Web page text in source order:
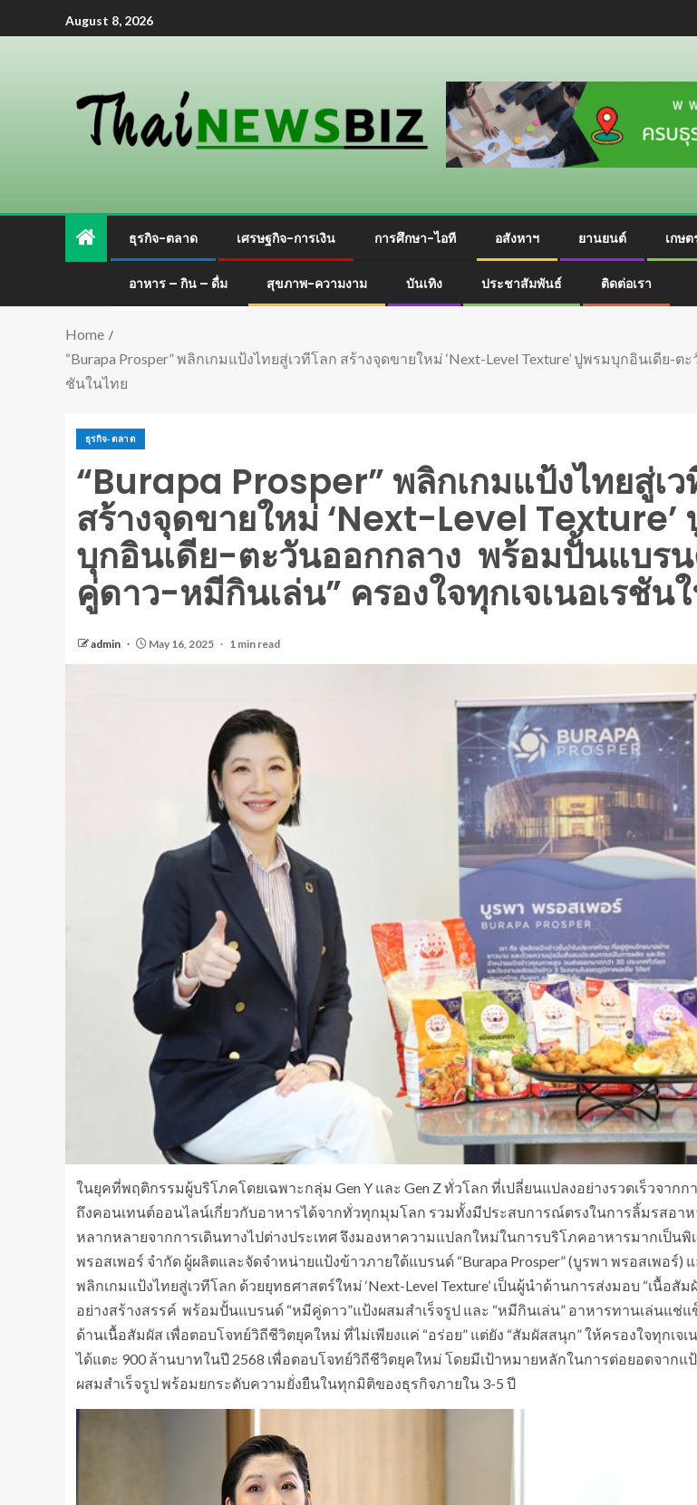
August 8, 2026
ธุรกิจ-ตลาด เศรษฐกิจ-การเงิน การศึกษา-ไอที อสังหาฯ ยานยนต์ เกษ
อาหาร – กิน – ดื่ม สุขภาพ-ความงาม บันเทิง ประชาสัมพันธ์ ติดต่อเรา
Home
“Burapa Prosper” พลิกเกมแป้งไทยสู่เวทีโลก สร้างจุดขายใหม่ ‘Next-Level Texture’ ปูพรมบุกอินเดี
ชันในไทย
ธุรกิจ-ตลาด
“Burapa Prosper” พลิกเกมแป้งไทยสู่เว
สร้างจุดขายใหม่ ‘Next-Level Texture’
บุกอินเดีย-ตะวันออกกลาง พร้อมปั้นแบร
คู่ดาว-หมีกินเล่น” ครองใจทุกเจเนอเรชัน
admin May 16, 2025 1 min read
ในยุคที่พฤติกรรมผู้บริโภคโดยเฉพาะกลุ่ม Gen Y และ Gen Z ทั่วโลก ที่เปลี่ยนแปลงอย่างรวดเร็วจากก
ถึงคอนเทนต์ออนไลน์เกี่ยวกับอาหารได้จากทั่วทุกมุมโลก รวมทั้งมีประสบการณ์ตรงในการลิ้มรสอา
หลากหลายจากการเดินทางไปต่างประเทศ จึงมองหาความแปลกใหม่ในการบริโภคอาหารมากเป็นพิ
พรอสเพอร์ จำกัด ผู้ผลิตและจัดจำหน่ายแป้งข้าวภายใต้แบรนด์ “Burapa Prosper” (บูรพา พรอสเพอร์)
พลิกเกมแป้งไทยสู่เวทีโลก ด้วยยุทธศาสตร์ใหม่ ‘Next-Level Texture’ เป็นผู้นำด้านการส่งมอบ “เนื้อสัม
อย่างสร้างสรรค์ พร้อมปั้นแบรนด์ “หมีคู่ดาว”แป้งผสมสำเร็จรูป และ “หมีกินเล่น” อาหารทานเล่นแช่
ด้านเนื้อสัมผัส เพื่อตอบโจทย์วิถีชีวิตยุคใหม่ ที่ไม่เพียงแค่ “อร่อย” แต่ยัง “สัมผัสสนุก” ให้ครองใจทุกเจเ
ได้แตะ 900 ล้านบาทในปี 2568 เพื่อตอบโจทย์วิถีชีวิตยุคใหม่ โดยมีเป้าหมายหลักในการต่อยอดจากแ
ผสมสำเร็จรูป พร้อมยกระดับความยั่งยืนในทุกมิติของธุรกิจภายใน 3-5 ปี